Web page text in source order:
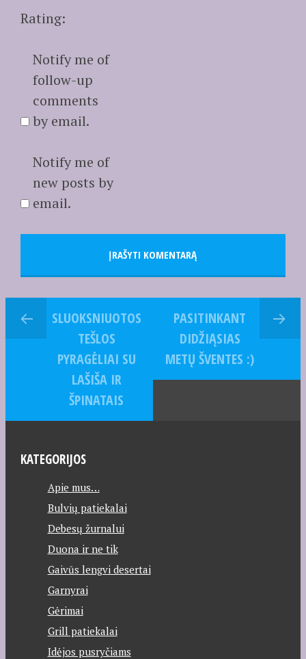
Rating:
Notify me of
follow-up
comments
by email.
Notify me of
new posts by
email.
SLUOKSNIUOTOS
TEŠLOS
PYRAGĖLIAI SU
LAŠIŠA IR
ŠPINATAIS
PASITINKANT
DIDŽIĄSIAS
METŲ ŠVENTES :)
KATEGORIJOS
Apie mus…
Bulvių patiekalai
Debesų žurnalui
Duona ir ne tik
Gaivūs lengvi desertai
Garnyrai
Gėrimai
Grill patiekalai
Idėjos pusryčiams